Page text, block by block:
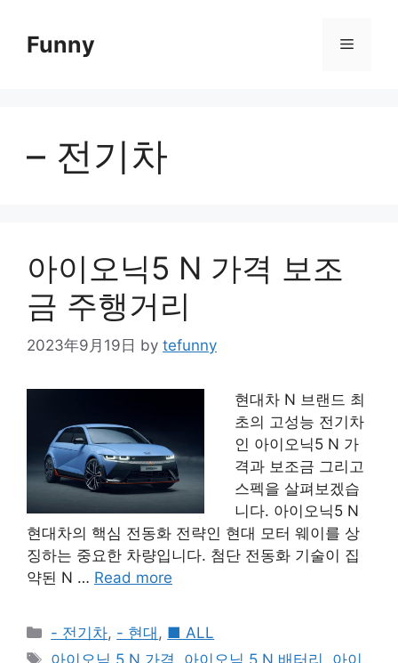
contentFunny Menu
– 전기차
아이오닉5 N 가격 보조
금 주행거리
2023年9月19日 by tefunny
현대차 N 브랜드 최
초의 고성능 전기차
인 아이오닉5 N 가
격과 보조금 그리고
스펙을 살펴보겠습
니다. 아이오닉5 N
현대차의 핵심 전동화 전략인 현대 모터 웨이를 상
징하는 중요한 차량입니다. 첨단 전동화 기술이 집
약된 N … Read more
Categories
- 전기차, - 현대 , ■ ALL
Tags
아이오닉 5 N 가격 , 아이오닉 5 N 배터리 , 아이